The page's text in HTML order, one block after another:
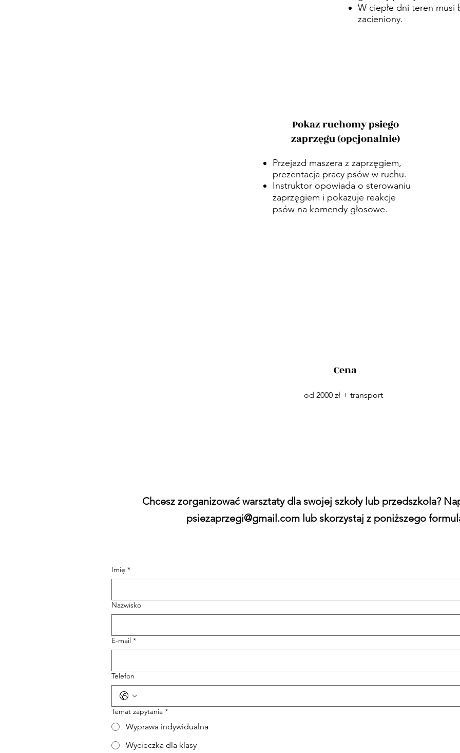
W ciepłe dni teren musi
zacieniony.
Pokaz ruchomy psiego
zaprzęgu (opcjonalnie)
Przejazd maszera z zaprzęgiem,
prezentacja pracy psów w ruchu.
Instruktor opowiada o sterowaniu
zaprzęgiem i pokazuje reakcje
psów na komendy głosowe.
Cena
od 2000 zł + transport
Chcesz zorganizować warsztaty dla swojej szkoły lub przedszkola?
psiezaprzegi@gmail.comlub skorzystaj z poniższego
Imię *
Nazwisko
E-mail *
Telefon
Temat zapytania *
Wyprawa indywidualna
Wycieczka dla klasy